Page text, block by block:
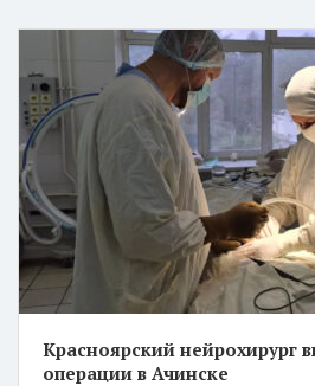
Красноярский нейрохирург
операции в Ачинске